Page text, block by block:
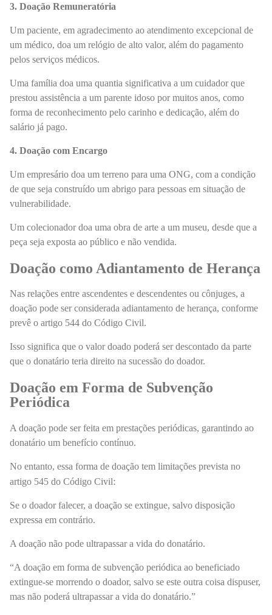
3. Doação Remuneratória
Um paciente, em agradecimento ao atendimento excepcional de
um médico, doa um relógio de alto valor, além do pagamento
pelos serviços médicos.
Uma família doa uma quantia significativa a um cuidador que
prestou assistência a um parente idoso por muitos anos, como
forma de reconhecimento pelo carinho e dedicação, além do
salário já pago.
4. Doação com Encargo
Um empresário doa um terreno para uma ONG, com a condição
de que seja construído um abrigo para pessoas em situação de
vulnerabilidade.
Um colecionador doa uma obra de arte a um museu, desde que a
peça seja exposta ao público e não vendida.
Doação como Adiantamento de Herança
Nas relações entre ascendentes e descendentes ou cônjuges, a
doação pode ser considerada adiantamento de herança, conforme
prevê o artigo 544 do Código Civil.
Isso significa que o valor doado poderá ser descontado da parte
que o donatário teria direito na sucessão do doador.
Doação em Forma de Subvenção
Periódica
A doação pode ser feita em prestações periódicas, garantindo ao
donatário um benefício contínuo.
No entanto, essa forma de doação tem limitações prevista no
artigo 545 do Código Civil:
Se o doador falecer, a doação se extingue, salvo disposição
expressa em contrário.
A doação não pode ultrapassar a vida do donatário.
“A doação em forma de subvenção periódica ao beneficiado
extingue-se morrendo o doador, salvo se este outra coisa dispuser,
mas não poderá ultrapassar a vida do donatário.”